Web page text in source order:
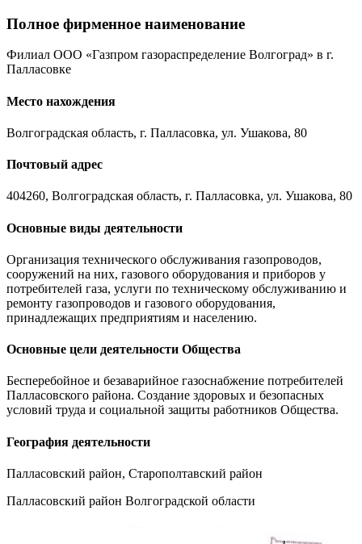
Полное фирменное наименование
Филиал ООО «Газпром газораспределение Волгоград» в г.
Палласовке
Место нахождения
Волгоградская область, г. Палласовка, ул. Ушакова, 80
Почтовый адрес
404260, Волгоградская область, г. Палласовка, ул. Ушакова, 80
Основные виды деятельности
Организация технического обслуживания газопроводов,
сооружений на них, газового оборудования и приборов у
потребителей газа, услуги по техническому обслуживанию и
ремонту газопроводов и газового оборудования,
принадлежащих предприятиям и населению.
Основные цели деятельности Общества
Бесперебойное и безаварийное газоснабжение потребителей
Палласовского района. Создание здоровых и безопасных
условий труда и социальной защиты работников Общества.
География деятельности
Палласовский район, Старополтавский район
Палласовский район Волгоградской области